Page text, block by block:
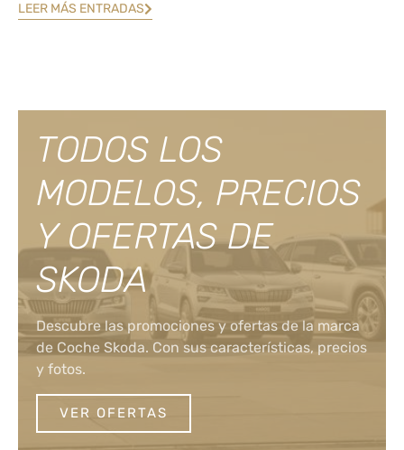
LEER MÁS ENTRADAS
TODOS LOS
MODELOS, PRECIOS
Y OFERTAS DE
SKODA
Descubre las promociones y ofertas de la marca
de Coche Skoda. Con sus características, precios
y fotos.
VER OFERTAS